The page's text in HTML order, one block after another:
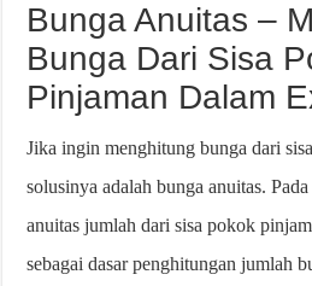
Bunga Anuitas –
Bunga Dari Sisa
Pinjaman Dalam
Jika ingin menghitung bunga dari
solusinya adalah bunga anuitas.
anuitas jumlah dari sisa pokok
sebagai dasar penghitungan jumlah